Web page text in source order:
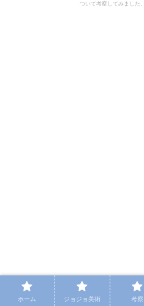
ついて考察してみました。
ホーム ジョジョ美術 考察